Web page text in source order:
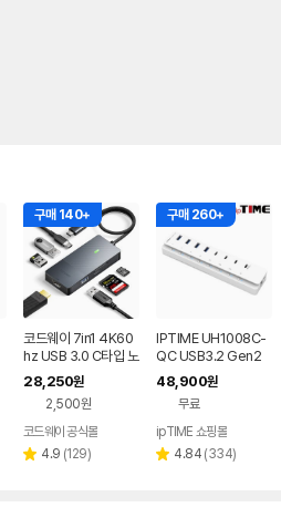
구매 140+
코드웨이 7in1 4K60
hz USB 3.0 C타입 노
트북 맥북 멀티허브
28,250원
2,500원
코드웨이 공식몰
별 4.9 리
(129)
구매 260+
IPTIME UH1008C-
QC USB3.2 Gen2
유전원 8포트 USB 허
브
48,900원
무료
ipTIME 쇼핑몰
별 4.84 리
(334)